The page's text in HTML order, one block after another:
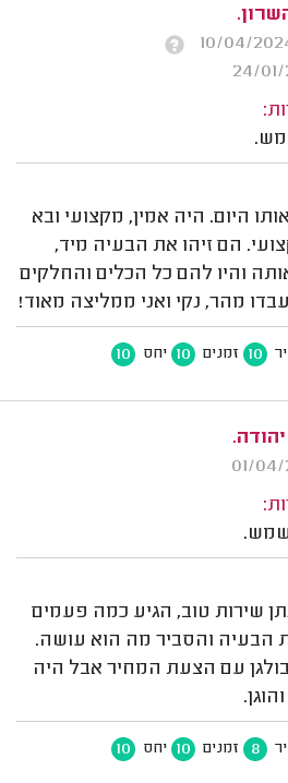
היום. היה אמין, מקצועי ובא
הם זיהו את הבעיה מיד,
והיו להם כל הכלים והחלקים
מהר, נקי ואני ממליצה מאוד!
10 זמנים 10 יחס 10
שמש.
שירות טוב, הגיע כמה פעמים
הבעיה והסביר מה הוא עושה.
עם הצעת המחיר אבל היה
8 זמנים 10 יחס 10